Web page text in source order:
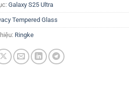
Galaxy S25 Ultra
Tempered Glass
Ringke